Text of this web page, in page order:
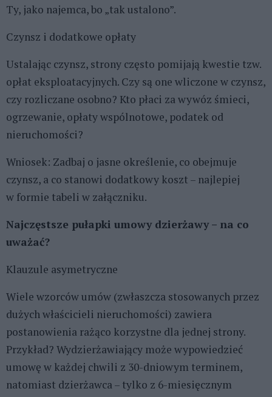
Ty, jako najemca, bo „tak ustalono”.
Czynsz i dodatkowe opłaty
Ustalając czynsz, strony często pomijają kwestie tzw.
opłat eksploatacyjnych. Czy są one wliczone w czynsz,
czy rozliczane osobno? Kto płaci za wywóz śmieci,
ogrzewanie, opłaty wspólnotowe, podatek od
nieruchomości?
Wniosek: Zadbaj o jasne określenie, co obejmuje
czynsz, a co stanowi dodatkowy koszt – najlepiej
w formie tabeli w załączniku.
Najczęstsze pułapki umowy dzierżawy – na co
uważać?
Klauzule asymetryczne
Wiele wzorców umów (zwłaszcza stosowanych przez
dużych właścicieli nieruchomości) zawiera
postanowienia rażąco korzystne dla jednej strony.
Przykład? Wydzierżawiający może wypowiedzieć
umowę w każdej chwili z 30-dniowym terminem,
natomiast dzierżawca – tylko z 6-miesięcznym